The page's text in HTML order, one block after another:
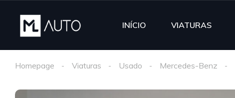
INÍCIO VIATURAS
Homepage Viaturas Usado Mercedes-Benz